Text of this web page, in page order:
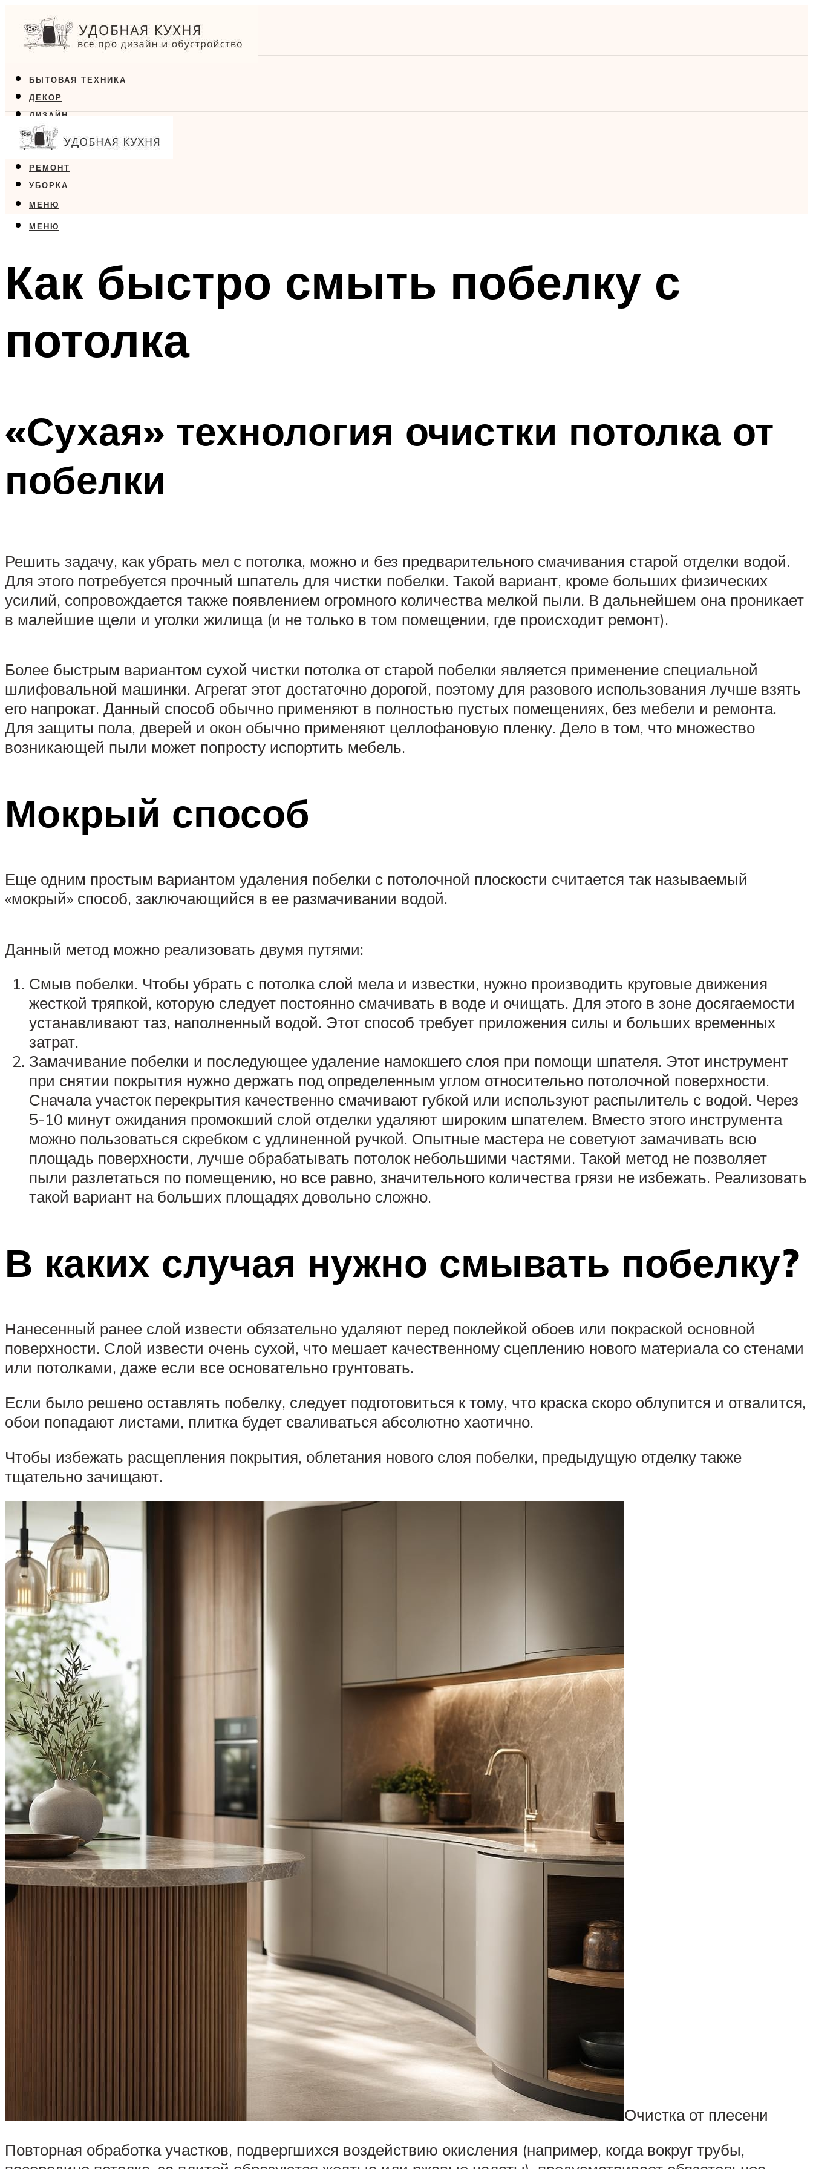
БЫТОВАЯ ТЕХНИКА
ДЕКОР
ДИЗАЙН
ЕДА
МЕБЕЛЬ
РЕМОНТ
УБОРКА
МЕНЮ
МЕНЮ
Как быстро смыть побелку с
потолка
«Сухая» технология очистки потолка от
побелки
Решить задачу, как убрать мел с потолка, можно и без предварительного смачивания старой отделки водой.
Для этого потребуется прочный шпатель для чистки побелки. Такой вариант, кроме больших физических
усилий, сопровождается также появлением огромного количества мелкой пыли. В дальнейшем она проникает
в малейшие щели и уголки жилища (и не только в том помещении, где происходит ремонт).
Более быстрым вариантом сухой чистки потолка от старой побелки является применение специальной
шлифовальной машинки. Агрегат этот достаточно дорогой, поэтому для разового использования лучше взять
его напрокат. Данный способ обычно применяют в полностью пустых помещениях, без мебели и ремонта.
Для защиты пола, дверей и окон обычно применяют целлофановую пленку. Дело в том, что множество
возникающей пыли может попросту испортить мебель.
Мокрый способ
Еще одним простым вариантом удаления побелки с потолочной плоскости считается так называемый
«мокрый» способ, заключающийся в ее размачивании водой.
Данный метод можно реализовать двумя путями:
Смыв побелки. Чтобы убрать с потолка слой мела и известки, нужно производить круговые движения
жесткой тряпкой, которую следует постоянно смачивать в воде и очищать. Для этого в зоне досягаемости
устанавливают таз, наполненный водой. Этот способ требует приложения силы и больших временных
затрат.
Замачивание побелки и последующее удаление намокшего слоя при помощи шпателя. Этот инструмент
при снятии покрытия нужно держать под определенным углом относительно потолочной поверхности.
Сначала участок перекрытия качественно смачивают губкой или используют распылитель с водой. Через
5-10 минут ожидания промокший слой отделки удаляют широким шпателем. Вместо этого инструмента
можно пользоваться скребком с удлиненной ручкой. Опытные мастера не советуют замачивать всю
площадь поверхности, лучше обрабатывать потолок небольшими частями. Такой метод не позволяет
пыли разлетаться по помещению, но все равно, значительного количества грязи не избежать. Реализовать
такой вариант на больших площадях довольно сложно.
В каких случая нужно смывать побелку?
Нанесенный ранее слой извести обязательно удаляют перед поклейкой обоев или покраской основной
поверхности. Слой извести очень сухой, что мешает качественному сцеплению нового материала со стенами
или потолками, даже если все основательно грунтовать.
Если было решено оставлять побелку, следует подготовиться к тому, что краска скоро облупится и отвалится,
обои попадают листами, плитка будет сваливаться абсолютно хаотично.
Чтобы избежать расщепления покрытия, облетания нового слоя побелки, предыдущую отделку также
тщательно зачищают.
Очистка от плесени
Повторная обработка участков, подвергшихся воздействию окисления (например, когда вокруг трубы,